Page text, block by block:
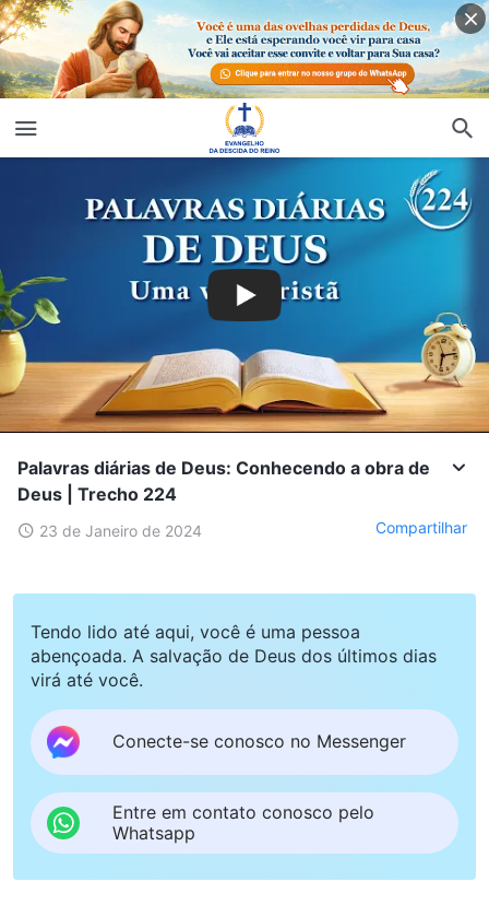
Palavras diárias de Deus: Conhecendo a obra de
Deus | Trecho 224
23 de Janeiro de 2024 Compartilhar
Tendo lido até aqui, você é uma pessoa
abençoada. A salvação de Deus dos últimos dias
virá até você.
Conecte-se conosco no Messenger
Entre em contato conosco pelo
Whatsapp